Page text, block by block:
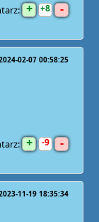
+ 8 -
02-07 00:58:25
+ 9 -
11-19 18:35:34